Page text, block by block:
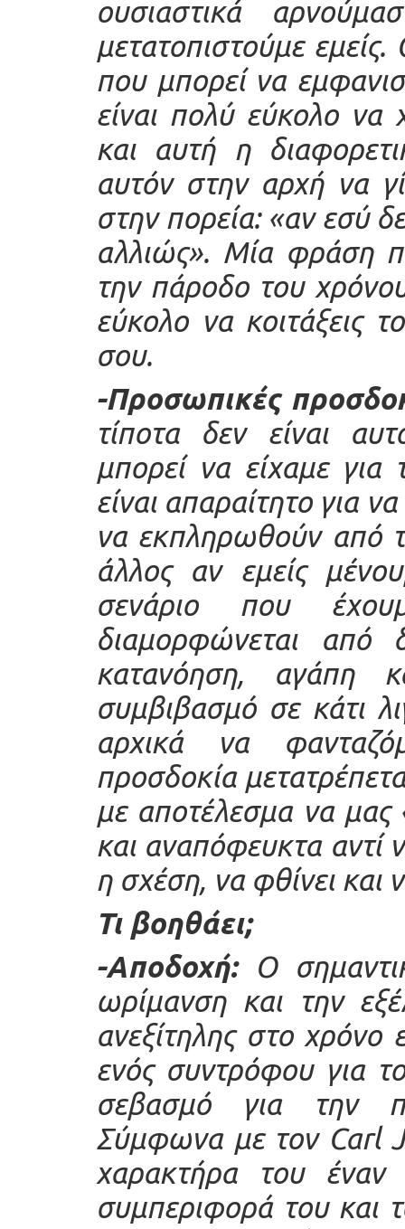
ουσιαστικά
μετατοπιστούμε εμείς.
που μπορεί να
είναι πολύ εύκολο
και αυτή η
αυτόν στην αρχή να
στην πορεία: «αν εσύ
αλλιώς». Μία φράση
την πάροδο του χρόνου
εύκολο να κοιτάξεις
σου.
-Προσωπικές
τίποτα δεν είναι
μπορεί να είχαμε
είναι απαραίτητο για
να εκπληρωθούν από
άλλος αν εμείς
σενάριο που
διαμορφώνεται από
κατανόηση, αγάπη
συμβιβασμό σε κάτι
αρχικά να
προσδοκία
με αποτέλεσμα να
και αναπόφευκτα αντί
η σχέση, να φθίνει και
Τι βοηθάει;
-Αποδοχή:Ο
ωρίμανση και την
ανεξίτηλης στο χρόνο
ενός συντρόφου για
σεβασμό για την
Σύμφωνα με τον Carl
χαρακτήρα του
συμπεριφορά του και